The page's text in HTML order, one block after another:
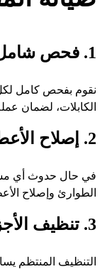
1. فحص شامل ودقيق
نقوم بفحص كامل
الكابلات، لضمان
2. إصلاح الأعطال الطارئة
في حال حدوث أي
الطوارئ وإصلاح
3. تنظيف الأجزاء الميكانيكية
التنظيف المنتظم